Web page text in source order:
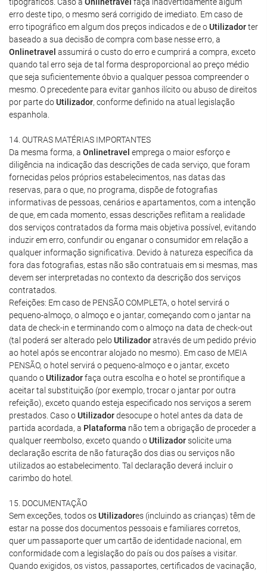
erro deste tipo, o mesmo será corrigido de imediato. Em caso de
erro tipográfico em algum dos preços indicados e de oUtilizadorter
baseado a sua decisão de compra com base nesse erro, a
Onlinetravel assumirá o custo do erro e cumprirá a compra, exceto
quando tal erro seja de tal forma desproporcional ao preço médio
que seja suficientemente óbvio a qualquer pessoa compreender o
mesmo. O precedente para evitar ganhos ilícito ou abuso de direitos
por parte doUtilizador, conforme definido na atual legislação
espanhola.
14. OUTRAS MATÉRIAS IMPORTANTES
Da mesma forma, a Onlinetravel emprega o maior esforço e
diligência na indicação das descrições de cada serviço, que foram
fornecidas pelos próprios estabelecimentos, nas datas das
reservas, para o que, no programa, dispõe de fotografias
informativas de pessoas, cenários e apartamentos, com a intenção
de que, em cada momento, essas descrições reflitam a realidade
dos serviços contratados da forma mais objetiva possível, evitando
induzir em erro, confundir ou enganar o consumidor em relação a
qualquer informação significativa. Devido à natureza específica da
fora das fotografias, estas não são contratuais em si mesmas, mas
devem ser interpretadas no contexto da descrição dos serviços
contratados.
Refeições: Em caso de PENSÃO COMPLETA, o hotel servirá o
pequeno-almoço, o almoço e o jantar, começando com o jantar na
data de check-in e terminando com o almoço na data de check-out
(tal poderá ser alterado peloUtilizadoratravés de um pedido prévio
ao hotel após se encontrar alojado no mesmo). Em caso de MEIA
PENSÃO, o hotel servirá o pequeno-almoço e o jantar, exceto
quando oUtilizadorfaça outra escolha e o hotel se prontifique a
aceitar tal substituição (por exemplo, trocar o jantar por outra
refeição), exceto quando esteja especificado nos serviços a serem
prestados. Caso oUtilizadordesocupe o hotel antes da data de
partida acordada, a Plataforma não tem a obrigação de proceder a
qualquer reembolso, exceto quando oUtilizadorsolicite uma
declaração escrita de não faturação dos dias ou serviços não
utilizados ao estabelecimento. Tal declaração deverá incluir o
carimbo do hotel.
15. DOCUMENTAÇÃO
Sem exceções, todos osUtilizadores (incluindo as crianças) têm de
estar na posse dos documentos pessoais e familiares corretos,
quer um passaporte quer um cartão de identidade nacional, em
conformidade com a legislação do país ou dos países a visitar.
Quando exigidos, os vistos, passaportes, certificados de vacinação,